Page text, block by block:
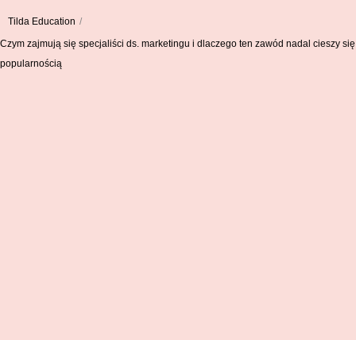
Tilda Education /
Czym zajmują się specjaliści ds. marketingu i dlaczego ten zawód nadal cieszy się
popularnością